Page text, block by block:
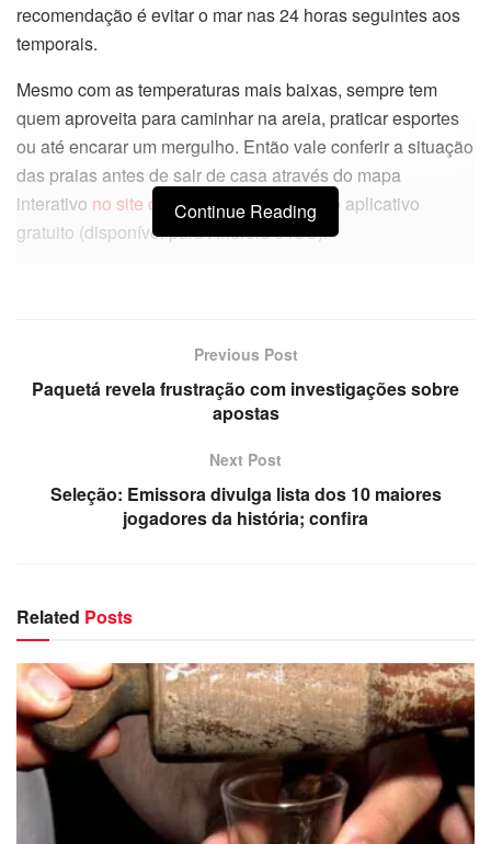
recomendação é evitar o mar nas 24 horas seguintes aos
temporais.
Mesmo com as temperaturas mais baixas, sempre tem
quem aproveita para caminhar na areia, praticar esportes
ou até encarar um mergulho. Então vale conferir a situação
das praias antes de sair de casa através do mapa
interativo no site oficialda Cetesb ou pelo aplicativo
gratuito (disponível para Android e iOS).
Continue Reading
Previous Post
Paquetá revela frustração com investigações sobre
apostas
Next Post
Seleção: Emissora divulga lista dos 10 maiores
jogadores da história; confira
Related Posts